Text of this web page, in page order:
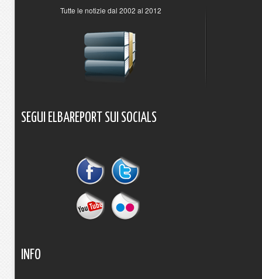
Tutte le notizie dal 2002 al 2012
SEGUI ELBAREPORT SUI SOCIALS
INFO